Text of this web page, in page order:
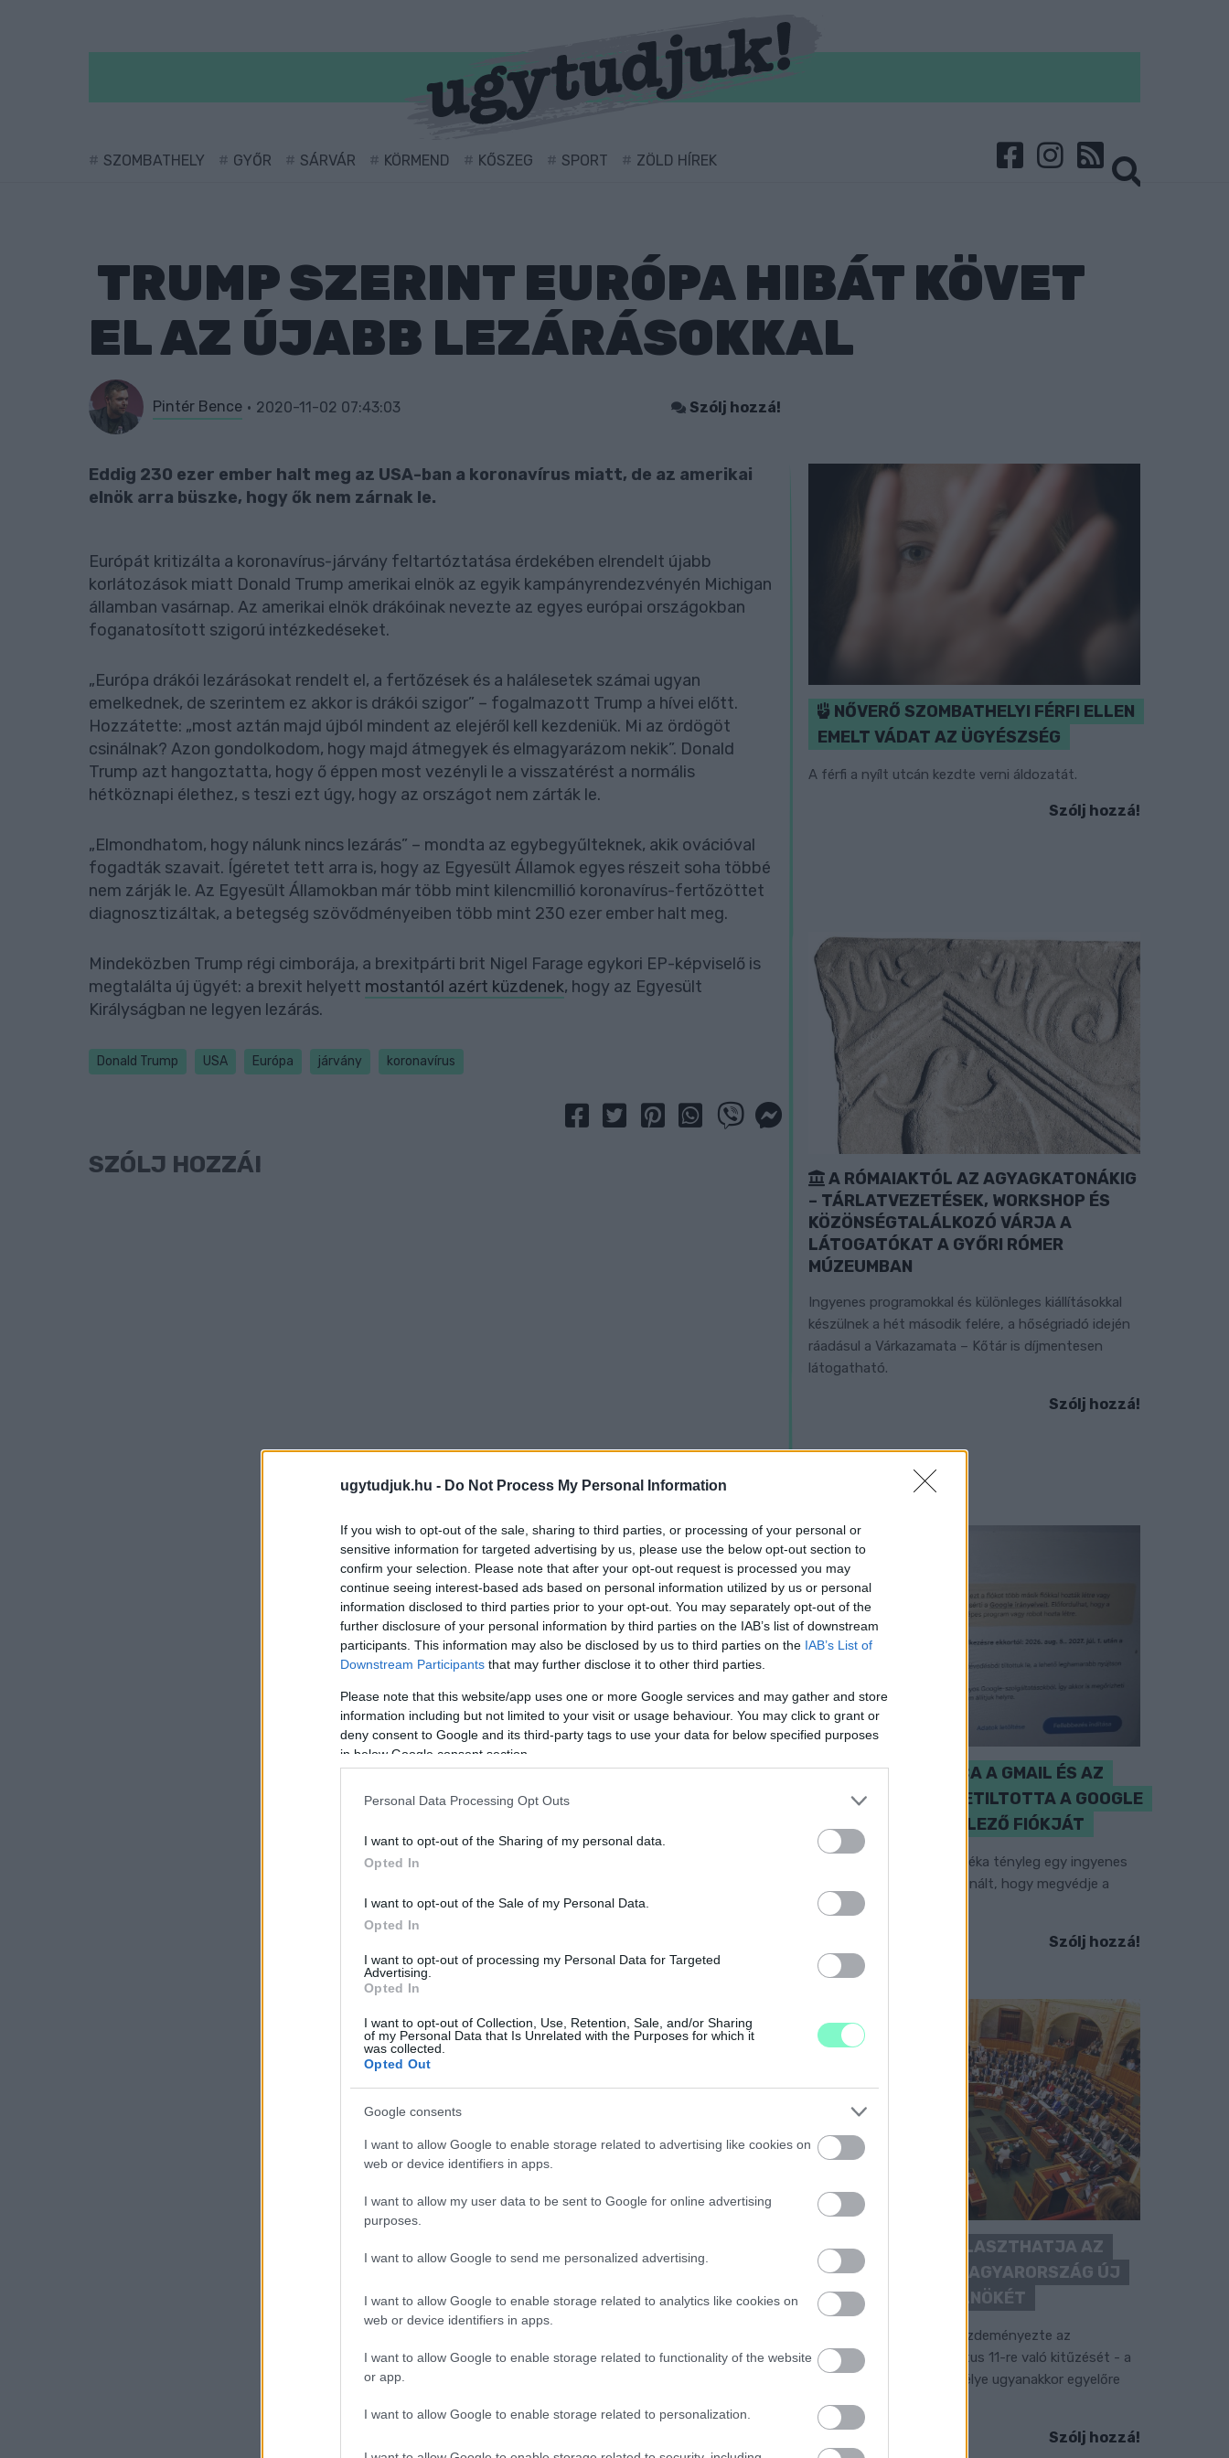
ugytudjuk.hu - Do Not Process My Personal Information
If you wish to opt-out of the sale, sharing to third parties, or processing of your personal or
sensitive information for targeted advertising by us, please use the below opt-out section to
confirm your selection. Please note that after your opt-out request is processed you may
continue seeing interest-based ads based on personal information utilized by us or personal
information disclosed to third parties prior to your opt-out. You may separately opt-out of the
further disclosure of your personal information by third parties on the IAB’s list of downstream
participants. This information may also be disclosed by us to third parties on the IAB’s List of
Downstream Participants that may further disclose it to other third parties.
Please note that this website/app uses one or more Google services and may gather and store
information including but not limited to your visit or usage behaviour. You may click to grant or
deny consent to Google and its third-party tags to use your data for below specified purposes
in below Google consent section.
Personal Data Processing Opt Outs
I want to opt-out of the Sharing of my personal data.
Opted In
I want to opt-out of the Sale of my Personal Data.
Opted In
I want to opt-out of processing my Personal Data for Targeted
Advertising.
Opted In
I want to opt-out of Collection, Use, Retention, Sale, and/or Sharing
of my Personal Data that Is Unrelated with the Purposes for which it
was collected.
Opted Out
Google consents
I want to allow Google to enable storage related to advertising like cookies on
web or device identifiers in apps.
I want to allow my user data to be sent to Google for online advertising
purposes.
I want to allow Google to send me personalized advertising.
I want to allow Google to enable storage related to analytics like cookies on
web or device identifiers in apps.
I want to allow Google to enable storage related to functionality of the website
or app.
I want to allow Google to enable storage related to personalization.
SZOMBATHELY GYŐR SÁRVÁR KÖRMEND KŐSZEG SPORT ZÖLD HÍREK
TRUMP SZERINT EURÓPA HIBÁT KÖVET
EL AZ ÚJABB LEZÁRÁSOKKAL
Pintér Bence 2020-11-02 07:43:03 Szólj hozzá!
Eddig 230 ezer ember halt meg az USA-ban a koronavírus miatt, de az amerikai
elnök arra büszke, hogy ők nem zárnak le.
Európát kritizálta a koronavírus-járvány feltartóztatása érdekében elrendelt újabb
korlátozások miatt Donald Trump amerikai elnök az egyik kampányrendezvényén Michigan
államban vasárnap. Az amerikai elnök drákóinak nevezte az egyes európai országokban
foganatosított szigorú intézkedéseket.
„Európa drákói lezárásokat rendelt el, a fertőzések és a halálesetek számai ugyan
emelkednek, de szerintem ez akkor is drákói szigor” – fogalmazott Trump a hívei előtt.
Hozzátette: „most aztán majd újból mindent az elejéről kell kezdeniük. Mi az ördögöt
csinálnak? Azon gondolkodom, hogy majd átmegyek és elmagyarázom nekik”. Donald
Trump azt hangoztatta, hogy ő éppen most vezényli le a visszatérést a normális
hétköznapi élethez, s teszi ezt úgy, hogy az országot nem zárták le.
„Elmondhatom, hogy nálunk nincs lezárás” – mondta az egybegyűlteknek, akik ovációval
fogadták szavait. Ígéretet tett arra is, hogy az Egyesült Államok egyes részeit soha többé
nem zárják le. Az Egyesült Államokban már több mint kilencmillió koronavírus-fertőzöttet
diagnosztizáltak, a betegség szövődményeiben több mint 230 ezer ember halt meg.
Mindeközben Trump régi cimborája, a brexitpárti brit Nigel Farage egykori EP-képviselő is
megtalálta új ügyét: a brexit helyett mostantól azért küzdenek, hogy az Egyesült
Királyságban ne legyen lezárás.
Donald Trump USA Európa járvány koronavírus
SZÓLJ HOZZÁ!
NŐVERŐ SZOMBATHELYI FÉRFI ELLEN
EMELT VÁDAT AZ ÜGYÉSZSÉG
A férfi a nyílt utcán kezdte verni áldozatát.
Szólj hozzá!
A RÓMAIAKTÓL AZ AGYAGKATONÁKIG
– TÁRLATVEZETÉSEK, WORKSHOP ÉS
KÖZÖNSÉGTALÁLKOZÓ VÁRJA A
LÁTOGATÓKAT A GYŐRI RÓMER
MÚZEUMBAN
Ingyenes programokkal és különleges kiállításokkal
készülnek a hét második felére, a hőségriadó idején
ráadásul a Várkazamata – Kőtár is díjmentesen
látogatható.
Szólj hozzá!
CZUNYINÉ HARCA A GMAIL ÉS AZ
ÖNKÉNY ELLEN - LETILTOTTA A GOOGLE
A VÉDVONAL LEVELEZŐ FIÓKJÁT
Nem vicc! A Fidesz maradéka tényleg egy ingyenes
e-mail szolgáltatást használt, hogy megvédje a
Fidesz maradékát.
Szólj hozzá!
KEDDEN MEGVÁLASZTHATJA AZ
ORSZÁGGYŰLÉS MAGYARORSZÁG ÚJ
KÖZTÁRSASÁGI ELNÖKÉT
A TISZA Párt frakciója kezdeményezte az
államfőválasztás augusztus 11-re való kitűzését - a
kormánypárti jelölt személye ugyanakkor egyelőre
nem ismert.
Szólj hozzá!